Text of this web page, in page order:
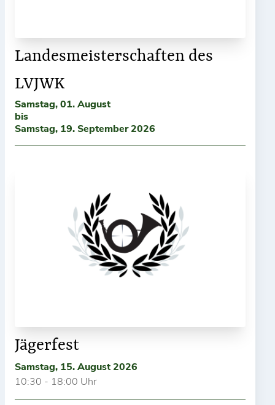
Landesmeisterschaften des
LVJWK
Samstag, 01. August
bis
Samstag, 19. September 2026
Jägerfest
Samstag, 15. August 2026
10:30 - 18:00 Uhr